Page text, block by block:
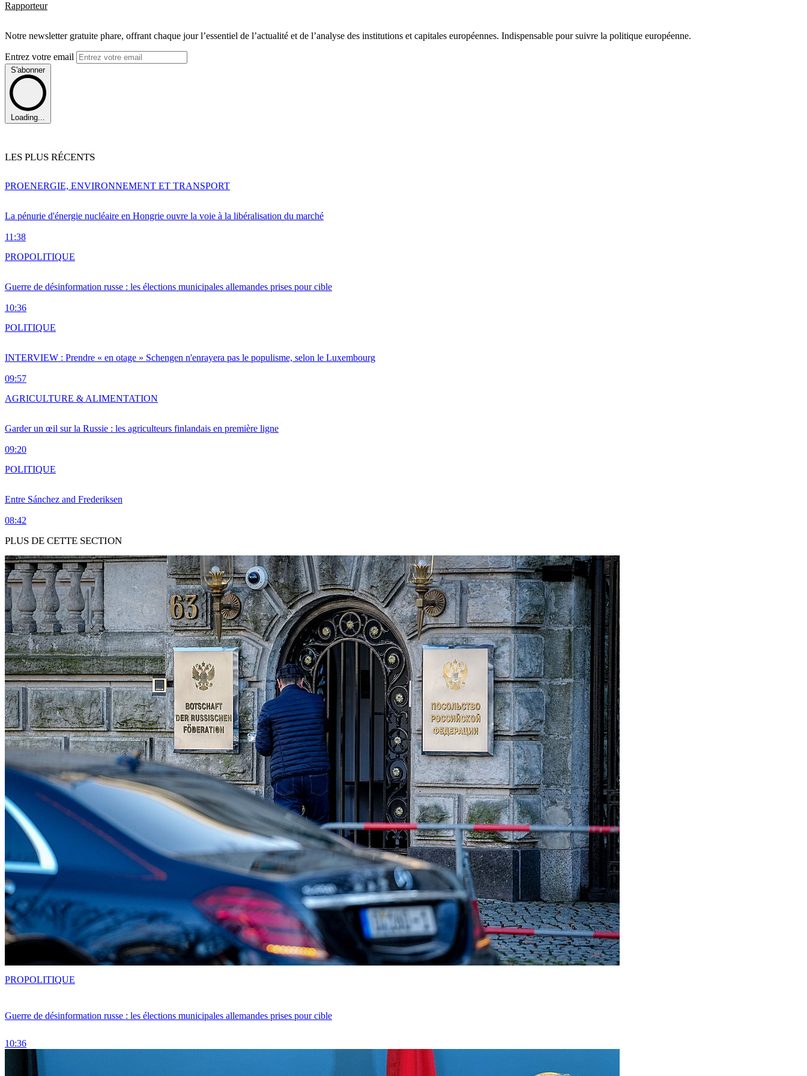
Rapporteur
Notre newsletter gratuite phare, offrant chaque jour l’essentiel de l’actualité et de l’analyse des institutions et capitales européennes. Indispensable pour suivre la politique européenne.
Entrez votre email
S'abonner
Loading...
LES PLUS RÉCENTS
La pénurie d'énergie nucléaire en Hongrie ouvre la voie à la libéralisation du marché
11:38
PROENERGIE, ENVIRONNEMENT ET TRANSPORT
Guerre de désinformation russe : les élections municipales allemandes prises pour cible
10:36
PROPOLITIQUE
INTERVIEW : Prendre « en otage » Schengen n'enrayera pas le populisme, selon le Luxembourg
09:57
POLITIQUE
Garder un œil sur la Russie : les agriculteurs finlandais en première ligne
09:20
AGRICULTURE & ALIMENTATION
Entre Sánchez and Frederiksen
08:42
POLITIQUE
PLUS DE CETTE SECTION
Guerre de désinformation russe : les élections municipales allemandes prises pour cible
10:36
PROPOLITIQUE